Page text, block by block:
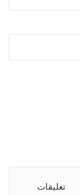
تعليقات